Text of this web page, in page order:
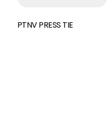
PTNV PRESS TIE